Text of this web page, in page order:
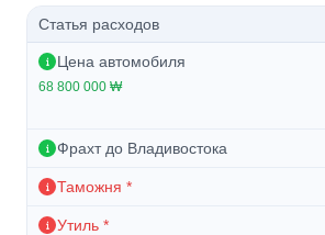
Статья расходов
Цена автомобиля
68 800 000 ₩
Фрахт до Владивостока
Таможня *
Утиль *